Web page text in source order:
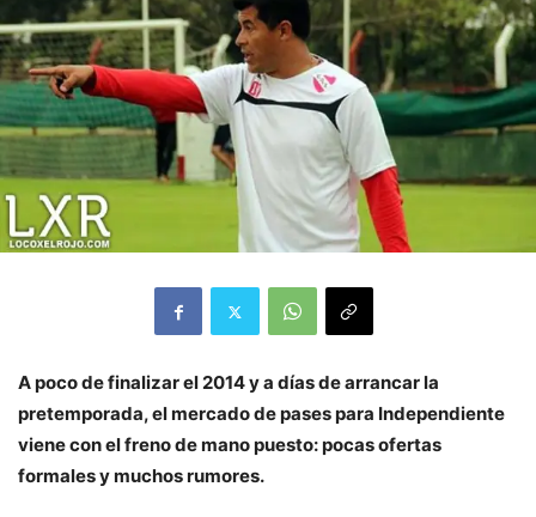
A poco de finalizar el 2014 y a días de arrancar la
pretemporada, el mercado de pases para Independiente
viene con el freno de mano puesto: pocas ofertas
formales y muchos rumores.